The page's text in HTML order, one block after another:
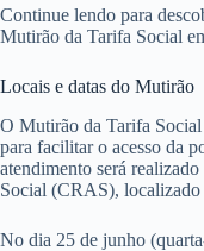
Continue lendo para
Mutirão da Tarifa Social
Locais e datas do Mutirão
O Mutirão da Tarifa Social
para facilitar o acesso da
atendimento será
Social (CRAS), localizado
No dia 25 de junho